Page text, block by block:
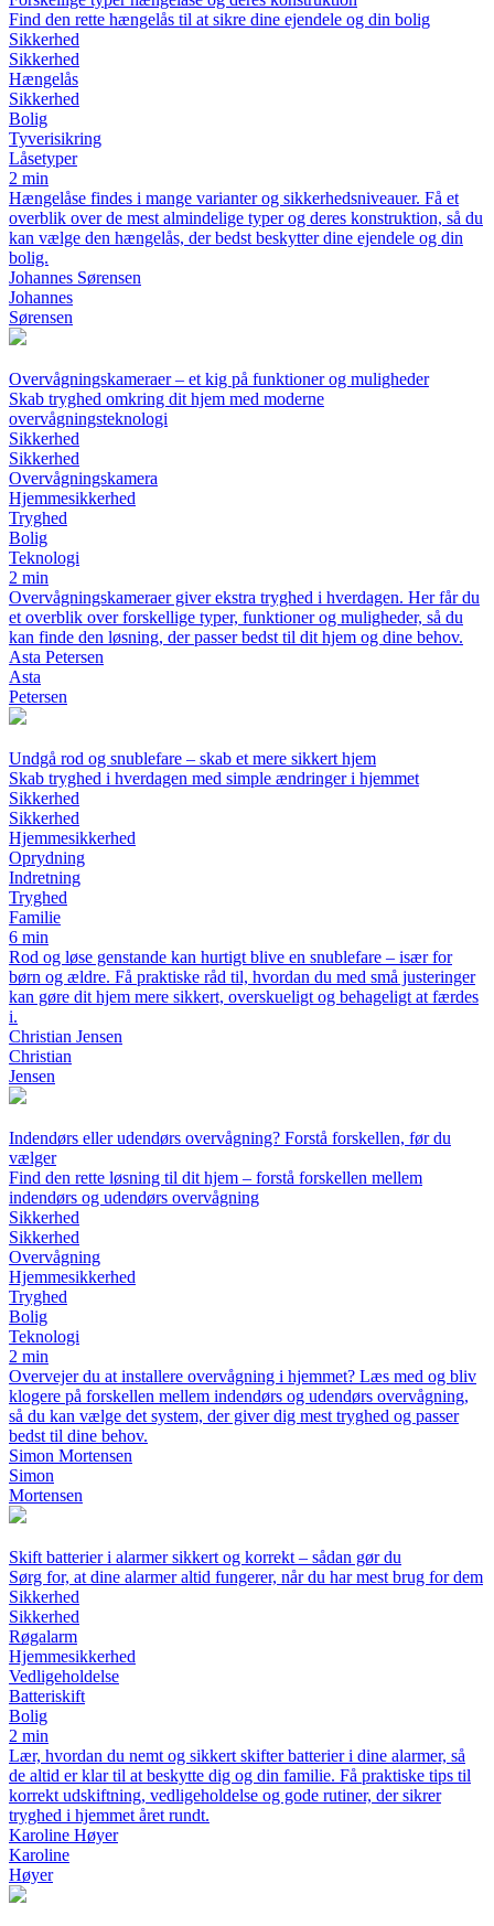
Find den rette hængelås til at sikre dine ejendele og din bolig
Sikkerhed
Sikkerhed
Hængelås
Sikkerhed
Bolig
Tyverisikring
Låsetyper
2 min
Hængelåse findes i mange varianter og sikkerhedsniveauer. Få et
overblik over de mest almindelige typer og deres konstruktion, så du
kan vælge den hængelås, der bedst beskytter dine ejendele og din
bolig.
Johannes Sørensen
Johannes
Sørensen
Overvågningskameraer – et kig på funktioner og muligheder
Skab tryghed omkring dit hjem med moderne
overvågningsteknologi
Sikkerhed
Sikkerhed
Overvågningskamera
Hjemmesikkerhed
Tryghed
Bolig
Teknologi
2 min
Overvågningskameraer giver ekstra tryghed i hverdagen. Her får du
et overblik over forskellige typer, funktioner og muligheder, så du
kan finde den løsning, der passer bedst til dit hjem og dine behov.
Asta Petersen
Asta
Petersen
Undgå rod og snublefare – skab et mere sikkert hjem
Skab tryghed i hverdagen med simple ændringer i hjemmet
Sikkerhed
Sikkerhed
Hjemmesikkerhed
Oprydning
Indretning
Tryghed
Familie
6 min
Rod og løse genstande kan hurtigt blive en snublefare – især for
børn og ældre. Få praktiske råd til, hvordan du med små justeringer
kan gøre dit hjem mere sikkert, overskueligt og behageligt at færdes
i.
Christian Jensen
Christian
Jensen
Indendørs eller udendørs overvågning? Forstå forskellen, før du
vælger
Find den rette løsning til dit hjem – forstå forskellen mellem
indendørs og udendørs overvågning
Sikkerhed
Sikkerhed
Overvågning
Hjemmesikkerhed
Tryghed
Bolig
Teknologi
2 min
Overvejer du at installere overvågning i hjemmet? Læs med og bliv
klogere på forskellen mellem indendørs og udendørs overvågning,
så du kan vælge det system, der giver dig mest tryghed og passer
bedst til dine behov.
Simon Mortensen
Simon
Mortensen
Skift batterier i alarmer sikkert og korrekt – sådan gør du
Sørg for, at dine alarmer altid fungerer, når du har mest brug for dem
Sikkerhed
Sikkerhed
Røgalarm
Hjemmesikkerhed
Vedligeholdelse
Batteriskift
Bolig
2 min
Lær, hvordan du nemt og sikkert skifter batterier i dine alarmer, så
de altid er klar til at beskytte dig og din familie. Få praktiske tips til
korrekt udskiftning, vedligeholdelse og gode rutiner, der sikrer
tryghed i hjemmet året rundt.
Karoline Høyer
Karoline
Høyer